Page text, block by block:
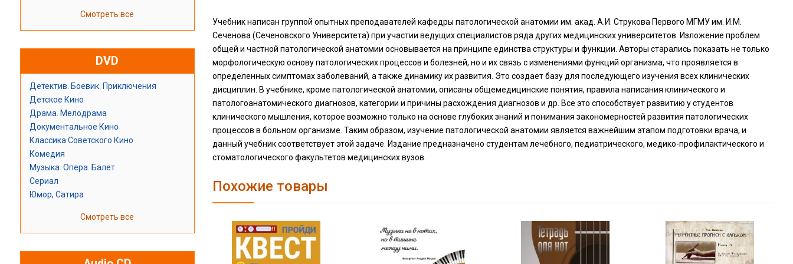
Смотреть все
DVD
Детектив. Боевик. Приключения
Детское Кино
Драма. Мелодрама
Документальное Кино
Классика Советского Кино
Комедия
Музыка. Опера. Балет
Сериал
Юмор, Сатира
Смотреть все
Учебник написан группой опытных преподавателей кафедры патологической анатомии им. акад. А.И. Струкова Первого МГМУ им. И.М.
Сеченова (Сеченовского Университета) при участии ведущих специалистов ряда других медицинских университетов. Изложение проблем
общей и частной патологической анатомии основывается на принципе единства структуры и функции. Авторы старались показать не только
морфологическую основу патологических процессов и болезней, но и их связь с изменениями функций организма, что проявляется в
определенных симптомах заболеваний, а также динамику их развития. Это создает базу для последующего изучения всех клинических
дисциплин. В учебнике, кроме патологической анатомии, описаны общемедицинские понятия, правила написания клинического и
патологоанатомического диагнозов, категории и причины расхождения диагнозов и др. Все это способствует развитию у студентов
клинического мышления, которое возможно только на основе глубоких знаний и понимания закономерностей развития патологических
процессов в больном организме. Таким образом, изучение патологической анатомии является важнейшим этапом подготовки врача, и
данный учебник соответствует этой задаче. Издание предназначено студентам лечебного, педиатрического, медико-профилактического и
стоматологического факультетов медицинских вузов.
Похожие товары